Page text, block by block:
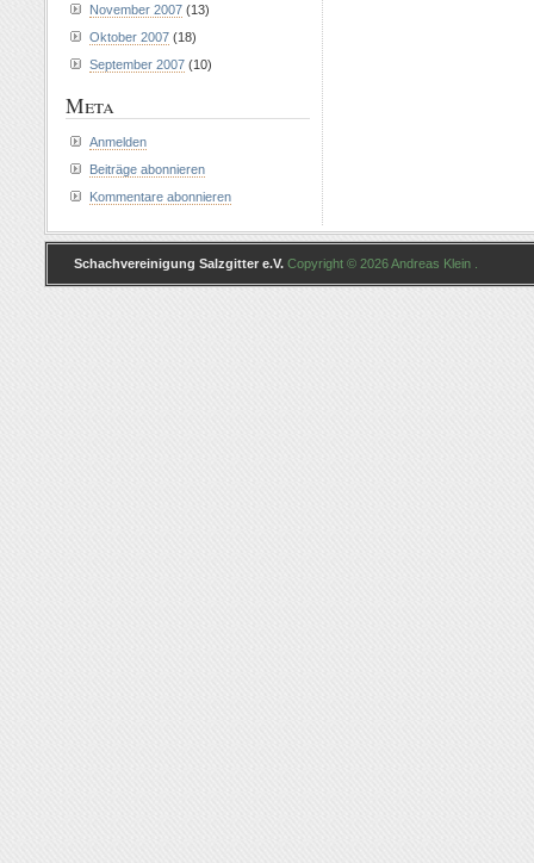
November 2007 (13)
Oktober 2007 (18)
September 2007 (10)
Meta
Anmelden
Beiträge abonnieren
Kommentare abonnieren
Schachvereinigung Salzgitter e.V. Copyright © 2026 Andreas Klein .